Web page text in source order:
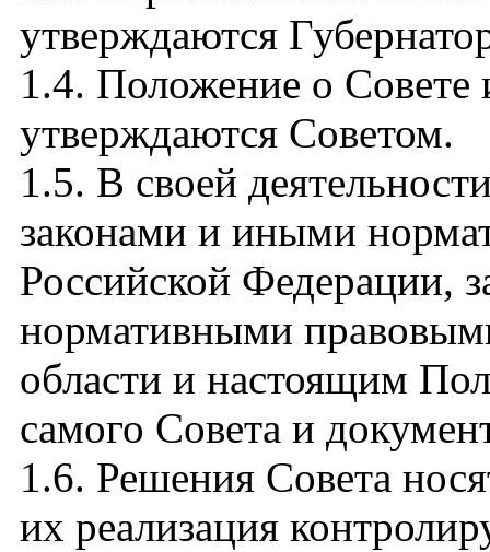
утверждаются
1.4. Положение о Совете
утверждаются Советом.
1.5. В своей
законами и иными
Российской Федерации,
нормативными
области и настоящим
самого Совета и
1.6. Решения Совета
их реализация